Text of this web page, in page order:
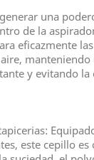
una
de la
eficazmente
y evitando
este cepillo